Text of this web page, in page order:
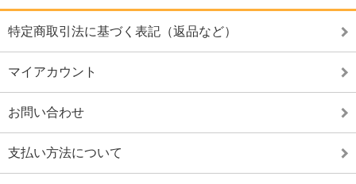
特定商取引法に基づく表記（返品など）
マイアカウント
お問い合わせ
支払い方法について